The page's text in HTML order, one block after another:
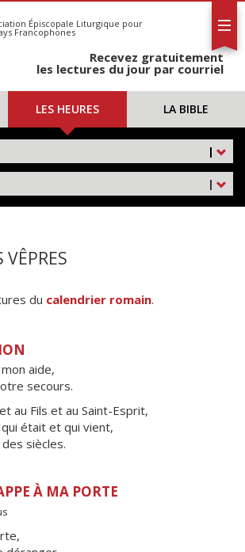
Épiscopale Liturgique pour
Francophones
Recevez gratuitement
les lectures du jour par courriel
LES HEURES LA BIBLE
|
|
VÊPRES
du calendrier romain.
aide,
secours.
au Fils et au Saint-Esprit,
était et qui vient,
siècles.
À MA PORTE